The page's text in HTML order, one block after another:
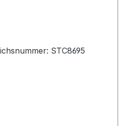
STC8695